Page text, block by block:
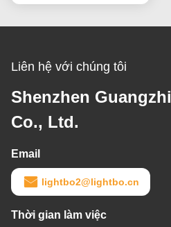
Liên hệ với chúng tôi
Shenzhen
Co., Ltd.
Email
lightbo2@lightbo.cn
Thời gian làm việc